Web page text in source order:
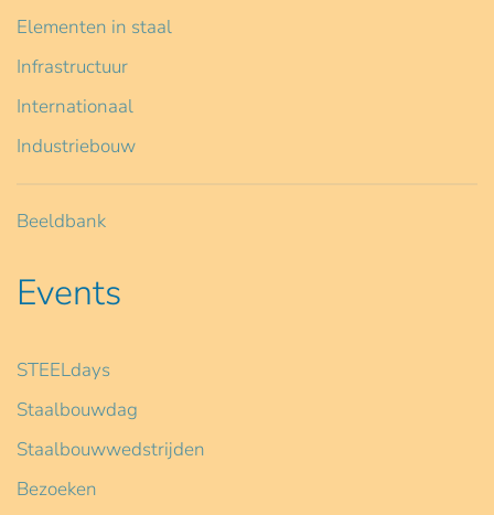
Elementen in staal
Infrastructuur
Internationaal
Industriebouw
Beeldbank
Events
STEELdays
Staalbouwdag
Staalbouwwedstrijden
Bezoeken